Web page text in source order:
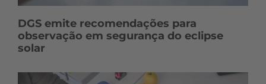
DGS emite recomendações para
observação em segurança do eclipse
solar